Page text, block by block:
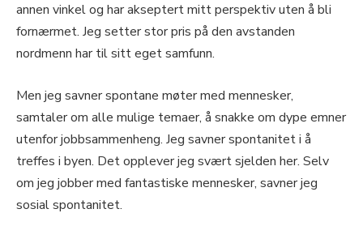
annen vinkel og har akseptert mitt perspektiv uten å bli
fornærmet. Jeg setter stor pris på den avstanden
nordmenn har til sitt eget samfunn.
Men jeg savner spontane møter med mennesker,
samtaler om alle mulige temaer, å snakke om dype emner
utenfor jobbsammenheng. Jeg savner spontanitet i å
treffes i byen. Det opplever jeg svært sjelden her. Selv
om jeg jobber med fantastiske mennesker, savner jeg
sosial spontanitet.